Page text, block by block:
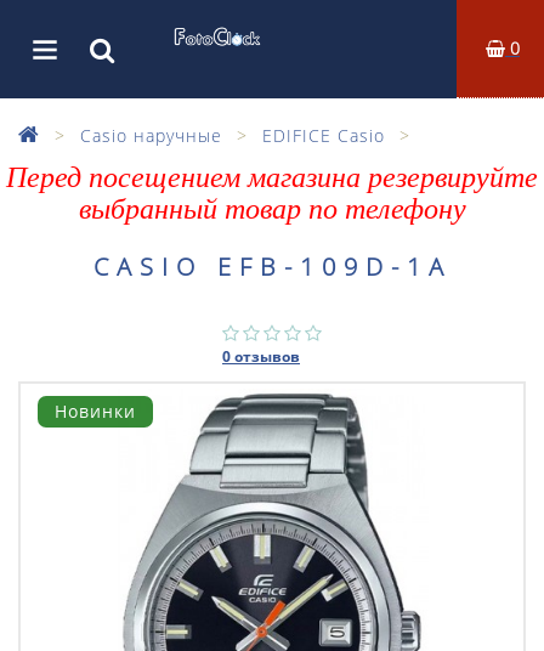
0
Casio наручные EDIFICE Casio
Перед посещением магазина резервируйте
выбранный товар по телефону
CASIO EFB-109D-1A
0 отзывов
Новинки